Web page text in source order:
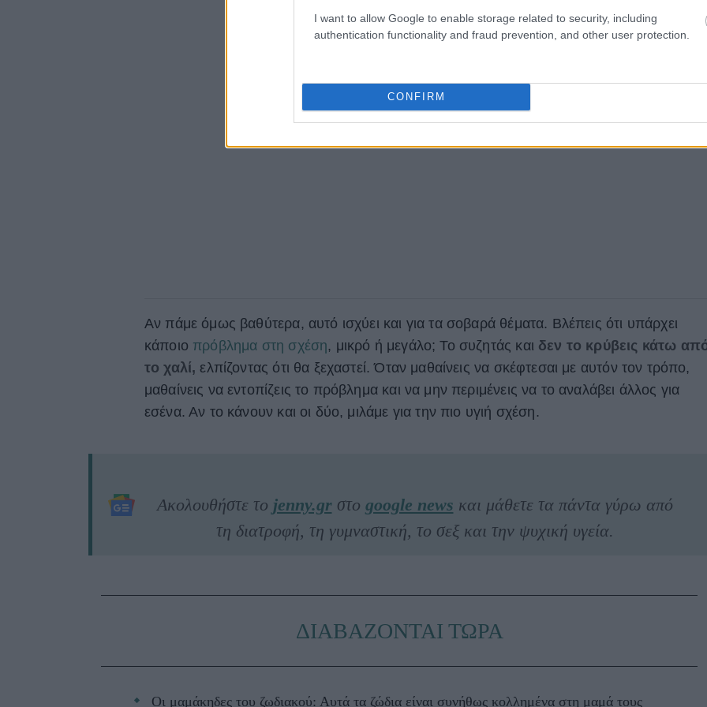
I want to allow Google to enable storage related to security, including
authentication functionality and fraud prevention, and other user protection.
CONFIRM
Αν πάμε όμως βαθύτερα, αυτό ισχύει και για τα σοβαρά θέματα. Βλέπεις ότι υπάρχει
κάποιο πρόβλημα στη σχέση, μικρό ή μεγάλο; Το συζητάς και δεν το κρύβεις κάτω
το χαλί, ελπίζοντας ότι θα ξεχαστεί. Όταν μαθαίνεις να σκέφτεσαι με αυτόν τον τρόπο,
μαθαίνεις να εντοπίζεις το πρόβλημα και να μην περιμένεις να το αναλάβει άλλος για
εσένα. Αν το κάνουν και οι δύο, μιλάμε για την πιο υγιή σχέση.
Ακολουθήστε το jenny.grστο google news και μάθετε τα πάντα γύρω από
τη διατροφή, τη γυμναστική, το σεξ και την ψυχική υγεία.
ΔΙΑΒΑΖΟΝΤΑΙ ΤΩΡΑ
Οι μαμάκηδες του ζωδιακού: Αυτά τα ζώδια είναι συνήθως κολλημένα στη μαμά τους